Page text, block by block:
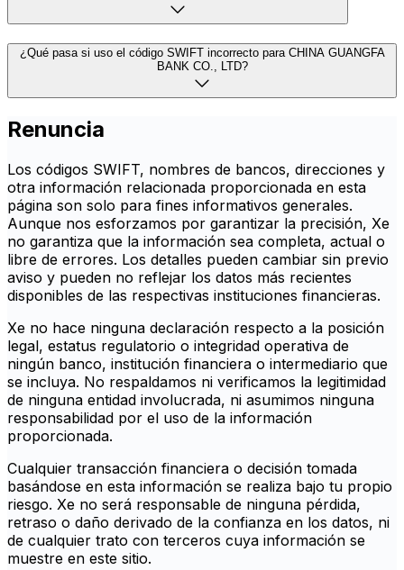
¿Qué pasa si uso el código SWIFT incorrecto para CHINA GUANGFA
BANK CO., LTD?
Renuncia
Los códigos SWIFT, nombres de bancos, direcciones y
otra información relacionada proporcionada en esta
página son solo para fines informativos generales.
Aunque nos esforzamos por garantizar la precisión, Xe
no garantiza que la información sea completa, actual o
libre de errores. Los detalles pueden cambiar sin previo
aviso y pueden no reflejar los datos más recientes
disponibles de las respectivas instituciones financieras.
Xe no hace ninguna declaración respecto a la posición
legal, estatus regulatorio o integridad operativa de
ningún banco, institución financiera o intermediario que
se incluya. No respaldamos ni verificamos la legitimidad
de ninguna entidad involucrada, ni asumimos ninguna
responsabilidad por el uso de la información
proporcionada.
Cualquier transacción financiera o decisión tomada
basándose en esta información se realiza bajo tu propio
riesgo. Xe no será responsable de ninguna pérdida,
retraso o daño derivado de la confianza en los datos, ni
de cualquier trato con terceros cuya información se
muestre en este sitio.